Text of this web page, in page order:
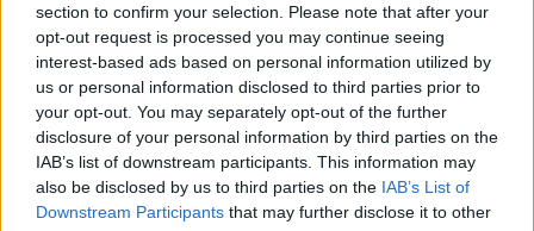
section to confirm your selection. Please note that after your
opt-out request is processed you may continue seeing
interest-based ads based on personal information utilized by
us or personal information disclosed to third parties prior to
your opt-out. You may separately opt-out of the further
disclosure of your personal information by third parties on the
IAB’s list of downstream participants. This information may
also be disclosed by us to third parties on the IAB’s List of
Downstream Participants that may further disclose it to other
Προμήθειες μόνο με
μετρητά
Intralot: Πρόβλεψη για
ζημιές 0,2 εκατ. το 2013